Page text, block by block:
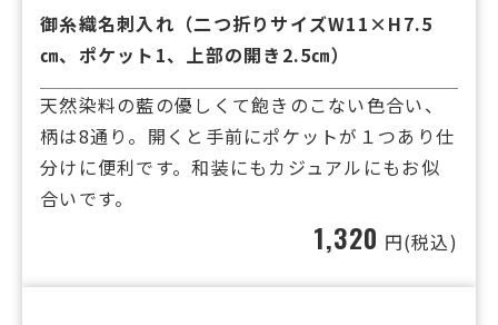
御糸織名刺入れ（二つ折りサイズW11×H7.5
㎝、ポケット1、上部の開き2.5㎝）
天然染料の藍の優しくて飽きのこない色合い、
柄は8通り。開くと手前にポケットが１つあり仕
分けに便利です。和装にもカジュアルにもお似
合いです。
1,320 円(税込)